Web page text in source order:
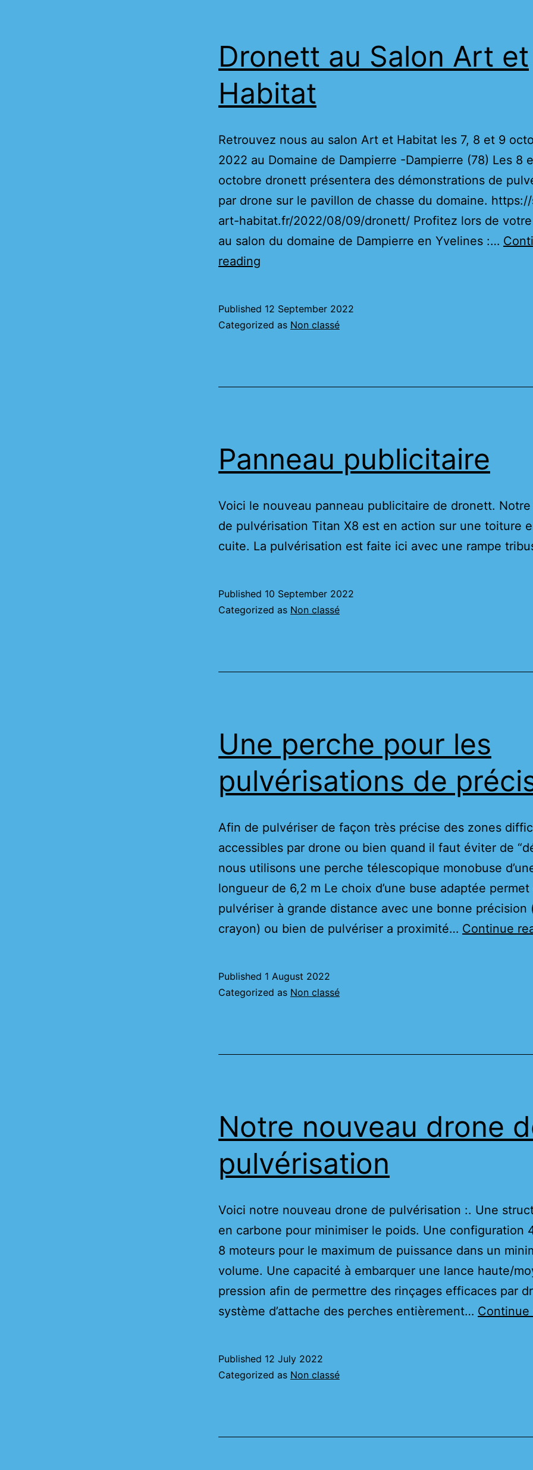
Dronett au Salon Art et
Habitat
Retrouvez nous au salon Art et Habitat les 7, 8 et 9
2022 au Domaine de Dampierre -Dampierre (78) Les 8
octobre dronett présentera des démonstrations de
par drone sur le pavillon de chasse du domaine.
art-habitat.fr/2022/08/09/dronett/ Profitez lors de
au salon du domaine de Dampierre en Yvelines :…
reading
Art
Published 12 September 2022
Categorized as Non classé
Panneau publicitaire
Voici le nouveau panneau publicitaire de dronett.
de pulvérisation Titan X8 est en action sur une toiture
cuite. La pulvérisation est faite ici avec une rampe
Published 10 September 2022
Categorized as Non classé
Une perche pour les
pulvérisations de
Afin de pulvériser de façon très précise des zones
accessibles par drone ou bien quand il faut éviter de
nous utilisons une perche télescopique monobuse
longueur de 6,2 m Le choix d’une buse adaptée permet
pulvériser à grande distance avec une bonne précision
crayon) ou bien de pulvériser a proximité… Continue
Published 1 August 2022
Categorized as Non classé
Notre nouveau drone
pulvérisation
Voici notre nouveau drone de pulvérisation :. Une
en carbone pour minimiser le poids. Une configuration
8 moteurs pour le maximum de puissance dans un
volume. Une capacité à embarquer une lance haute/
pression afin de permettre des rinçages efficaces par
système d’attache des perches entièrement… Continue
Published 12 July 2022
Categorized as Non classé